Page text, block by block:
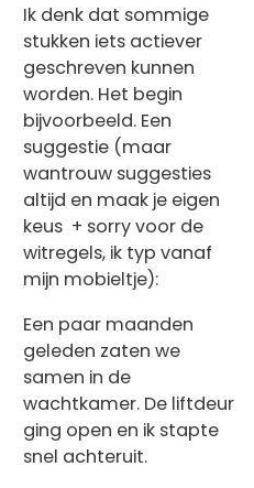
Ik denk dat sommige
stukken iets actiever
geschreven kunnen
worden. Het begin
bijvoorbeeld. Een
suggestie (maar
wantrouw suggesties
altijd en maak je eigen
keus + sorry voor de
witregels, ik typ vanaf
mijn mobieltje):
Een paar maanden
geleden zaten we
samen in de
wachtkamer. De liftdeur
ging open en ik stapte
snel achteruit.